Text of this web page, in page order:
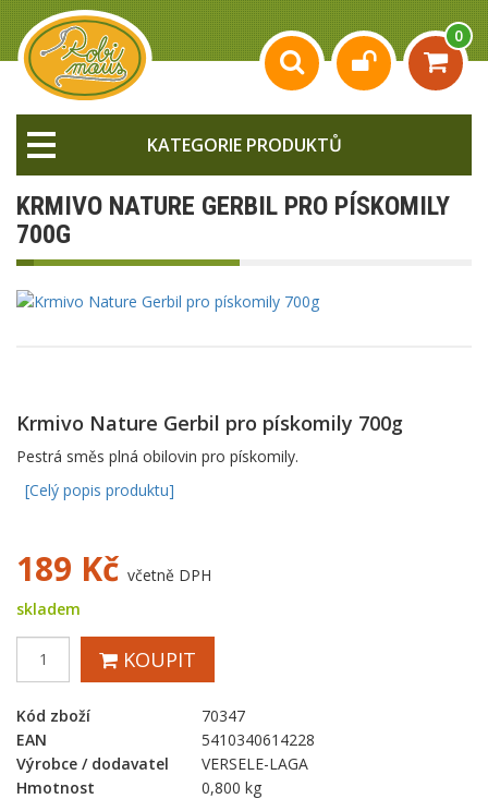
0
KATEGORIE PRODUKTŮ
KRMIVO NATURE GERBIL PRO PÍSKOMILY
700G
Krmivo Nature Gerbil pro pískomily 700g
Pestrá směs plná obilovin pro pískomily.
[Celý popis produktu]
189 Kč včetně DPH
skladem
KOUPIT
Kód zboží
70347
EAN
5410340614228
Výrobce / dodavatel
VERSELE-LAGA
Hmotnost
0,800 kg